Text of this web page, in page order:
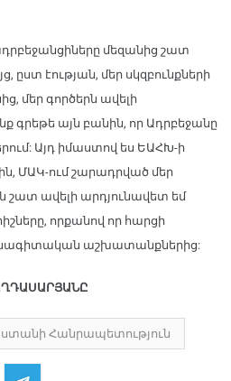
մեզանից շատ
ըստ էության, մեր սկզբունքների
մեր գործերն ավելի
գրեթե այն բանին, որ Ադրբեջանը
Այդ իմաստով ես ԵԱՀԽ-ի
ՄԱԿ-ում շարադրված մեր
շատ ավելի արդյունավետ եմ
որքանով որ հարցի
աշխատանքներից:
Հանրապետություն